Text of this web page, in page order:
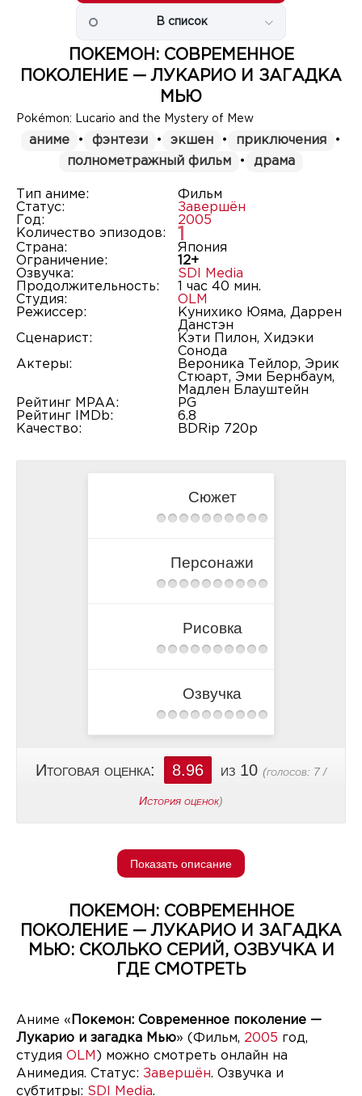
В список
ПОКЕМОН: СОВРЕМЕННОЕ
ПОКОЛЕНИЕ — ЛУКАРИО И ЗАГАДКА
МЬЮ
Pokémon: Lucario and the Mystery of Mew
аниме • фэнтези • экшен • приключения
•
полнометражный фильм
• драма
Тип аниме:
Фильм
Статус:
Завершён
Год:
2005
Количество эпизодов:
1
Страна:
Япония
Ограничение:
12+
Озвучка:
SDI Media
Продолжительность:
1 час 40 мин.
Студия:
OLM
Режиссер:
Кунихико Юяма, Даррен
Данстэн
Сценарист:
Кэти Пилон, Хидэки
Сонода
Актеры:
Вероника Тейлор, Эрик
Стюарт, Эми Бернбаум,
Мадлен Блауштейн
Рейтинг MPAA:
PG
Рейтинг IMDb:
6.8
Качество:
BDRip 720p
Сюжет
Персонажи
Рисовка
Озвучка
Итоговая оценка: 8.96 из 10 (голосов: 7 /
История оценок)
Показать описание
ПОКЕМОН: СОВРЕМЕННОЕ
ПОКОЛЕНИЕ — ЛУКАРИО И ЗАГАДКА
МЬЮ: СКОЛЬКО СЕРИЙ, ОЗВУЧКА И
ГДЕ СМОТРЕТЬ
Аниме « Покемон: Современное поколение —
Лукарио и загадка Мью» (Фильм, 2005 год,
студия OLM ) можно смотреть онлайн на
Анимедия. Статус: Завершён. Озвучка и
субтитры: SDI Media.